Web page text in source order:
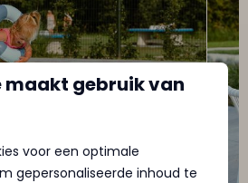
maakt gebruik van
voor een optimale
gepersonaliseerde inhoud te